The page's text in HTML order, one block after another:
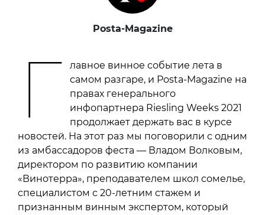
Posta-Magazine
Г
лавное винное событие лета в
самом разгаре, и Posta-Magazine на
правах генерального
инфопартнера Riesling Weeks 2021
продолжает держать вас в курсе
новостей. На этот раз мы поговорили с одним
из амбассадоров феста — Владом Волковым,
директором по развитию компании
«Винотерра», преподавателем школ сомелье,
специалистом с 20-летним стажем и
признанным винным экспертом, который